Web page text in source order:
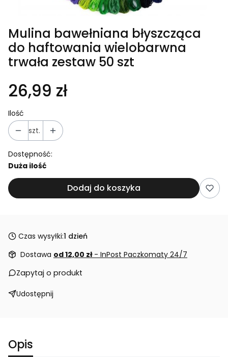
Mulina bawełniana błyszcząca
do haftowania wielobarwna
trwała zestaw 50 szt
26,99 zł
Ilość
szt.
Dostępność:
Duża ilość
Dodaj do koszyka
Czas wysyłki:1 dzień
Dostawa od 12,00 zł - InPost Paczkomaty 24/7
Zapytaj o produkt
Udostępnij
Opis